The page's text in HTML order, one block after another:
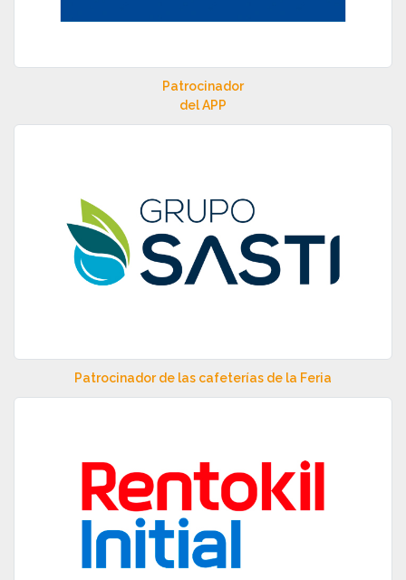
Patrocinador
del APP
Patrocinador de las cafeterías de la Feria